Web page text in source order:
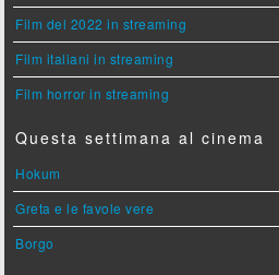
Film del 2022 in streaming
Film italiani in streaming
Film horror in streaming
Questa settimana al cinema
Hokum
Greta e le favole vere
Borgo